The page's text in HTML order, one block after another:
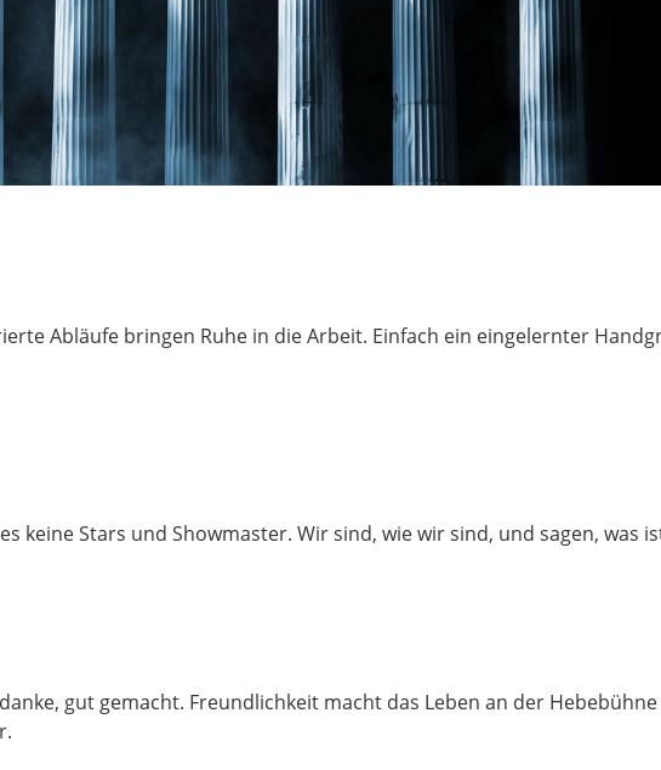
Abläufe bringen Ruhe in die Arbeit. Einfach ein eingelernter
keine Stars und Showmaster. Wir sind, wie wir sind, und sagen, was
gut gemacht. Freundlichkeit macht das Leben an der